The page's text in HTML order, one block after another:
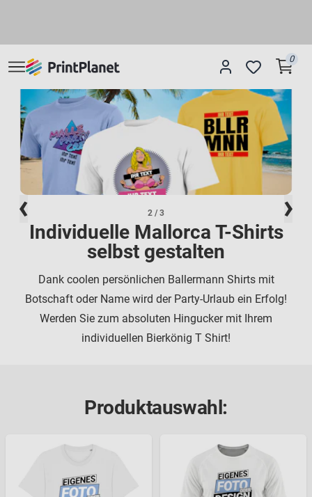
0
2 / 3
Individuelle Mallorca T-Shirts
selbst gestalten
Dank coolen persönlichen Ballermann Shirts mit
Botschaft oder Name wird der Party-Urlaub ein Erfolg!
Werden Sie zum absoluten Hingucker mit Ihrem
individuellen Bierkönig T Shirt!
Produktauswahl: